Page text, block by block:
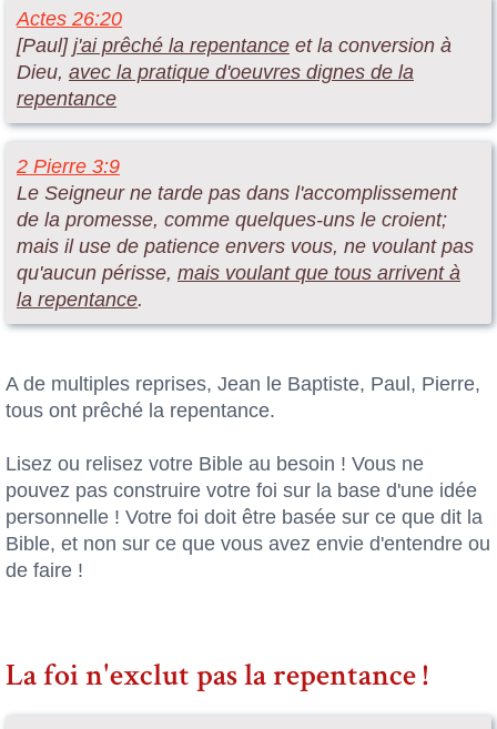
Actes 26:20
[Paul] j'ai prêché la repentance et la conversion à
Dieu, avec la pratique d'oeuvres dignes de la
repentance
2 Pierre 3:9
Le Seigneur ne tarde pas dans l'accomplissement
de la promesse, comme quelques-uns le croient;
mais il use de patience envers vous, ne voulant pas
qu'aucun périsse, mais voulant que tous arrivent à
la repentance.
A de multiples reprises, Jean le Baptiste, Paul, Pierre,
tous ont prêché la repentance.
Lisez ou relisez votre Bible au besoin ! Vous ne
pouvez pas construire votre foi sur la base d'une idée
personnelle ! Votre foi doit être basée sur ce que dit la
Bible, et non sur ce que vous avez envie d'entendre ou
de faire !
La foi n'exclut pas la repentance !